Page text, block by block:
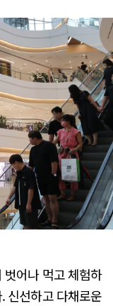
벗어나 먹고 체험하
신선하고 다채로운